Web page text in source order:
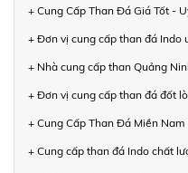
+ Cung Cấp Than Đá Giá Tốt -
+ Đơn vị cung cấp than đá Indo
+ Nhà cung cấp than Quảng
+ Đơn vị cung cấp than đá đốt
+ Cung Cấp Than Đá Miền
+ Cung cấp than đá Indo chất